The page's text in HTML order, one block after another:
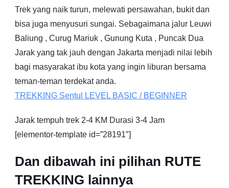
Trek yang naik turun, melewati persawahan, bukit dan
bisa juga menyusuri sungai. Sebagaimana jalur Leuwi
Baliung , Curug Mariuk , Gunung Kuta , Puncak Dua
Jarak yang tak jauh dengan Jakarta menjadi nilai lebih
bagi masyarakat ibu kota yang ingin liburan bersama
teman-teman terdekat anda.
TREKKING Sentul LEVEL BASIC / BEGINNER
Jarak tempuh trek 2-4 KM Durasi 3-4 Jam
[elementor-template id=”28191″]
Dan dibawah ini pilihan RUTE
TREKKING lainnya